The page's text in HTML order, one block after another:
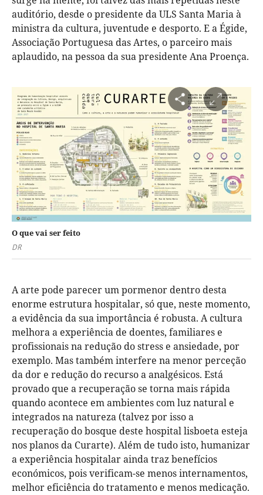
auditório, desde o presidente da ULS Santa Maria à
ministra da cultura, juventude e desporto. E a Égide,
Associação Portuguesa das Artes, o parceiro mais
aplaudido, na pessoa da sua presidente Ana Proença.
O que vai ser feito
DR
A arte pode parecer um pormenor dentro desta
enorme estrutura hospitalar, só que, neste momento,
a evidência da sua importância é robusta. A cultura
melhora a experiência de doentes, familiares e
profissionais na redução do stress e ansiedade, por
exemplo. Mas também interfere na menor perceção
da dor e redução do recurso a analgésicos. Está
provado que a recuperação se torna mais rápida
quando acontece em ambientes com luz natural e
integrados na natureza (talvez por isso a
recuperação do bosque deste hospital lisboeta esteja
nos planos da Curarte). Além de tudo isto, humanizar
a experiência hospitalar ainda traz benefícios
económicos, pois verificam-se menos internamentos,
melhor eficiência do tratamento e menos medicação.